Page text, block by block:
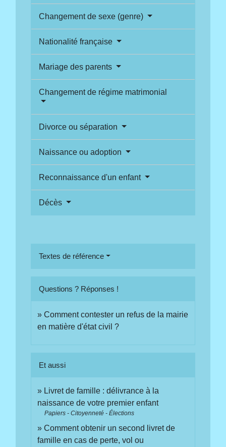
Changement de sexe (genre)
Nationalité française
Mariage des parents
Changement de régime matrimonial
Divorce ou séparation
Naissance ou adoption
Reconnaissance d'un enfant
Décès
Textes de référence
Questions ? Réponses !
Comment contester un refus de la mairie
en matière d'état civil ?
Et aussi
Livret de famille : délivrance à la
naissance de votre premier enfant
Papiers - Citoyenneté - Élections
Comment obtenir un second livret de
famille en cas de perte, vol ou